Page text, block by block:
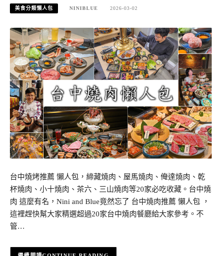
美食分類懶人包 NINIBLUE 2026-03-02
台中燒烤推薦 懶人包，締藏燒肉、屋馬燒肉、俺達燒肉、乾
杯燒肉、小十燒肉、茶六、三山燒肉等20家必吃收藏。台中燒
肉 這麼有名，Nini and Blue竟然忘了 台中燒肉推薦 懶人包 ，
這裡趕快幫大家精選超過20家台中燒肉餐廳給大家參考。不
管…